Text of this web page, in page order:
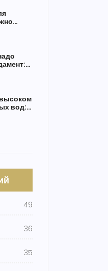
вод:
49
36
35